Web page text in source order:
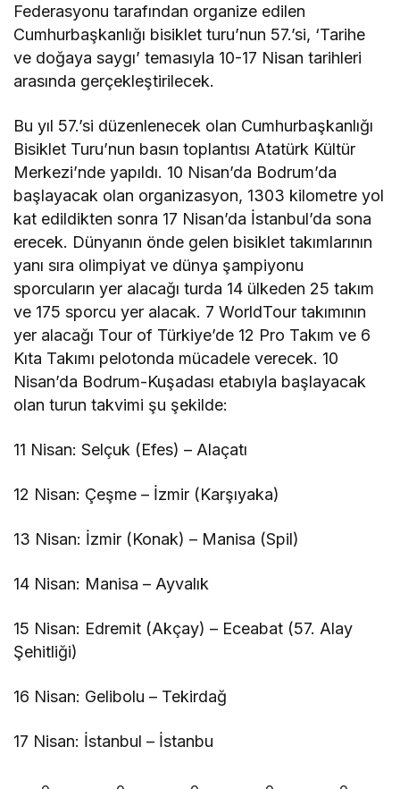
Federasyonu tarafından organize edilen
Cumhurbaşkanlığı bisiklet turu’nun 57.’si, ‘Tarihe
ve doğaya saygı’ temasıyla 10-17 Nisan tarihleri
arasında gerçekleştirilecek.
Bu yıl 57.’si düzenlenecek olan Cumhurbaşkanlığı
Bisiklet Turu’nun basın toplantısı Atatürk Kültür
Merkezi’nde yapıldı. 10 Nisan’da Bodrum’da
başlayacak olan organizasyon, 1303 kilometre yol
kat edildikten sonra 17 Nisan’da İstanbul’da sona
erecek. Dünyanın önde gelen bisiklet takımlarının
yanı sıra olimpiyat ve dünya şampiyonu
sporcuların yer alacağı turda 14 ülkeden 25 takım
ve 175 sporcu yer alacak. 7 WorldTour takımının
yer alacağı Tour of Türkiye’de 12 Pro Takım ve 6
Kıta Takımı pelotonda mücadele verecek. 10
Nisan’da Bodrum-Kuşadası etabıyla başlayacak
olan turun takvimi şu şekilde:
11 Nisan: Selçuk (Efes) – Alaçatı
12 Nisan: Çeşme – İzmir (Karşıyaka)
13 Nisan: İzmir (Konak) – Manisa (Spil)
14 Nisan: Manisa – Ayvalık
15 Nisan: Edremit (Akçay) – Eceabat (57. Alay
Şehitliği)
16 Nisan: Gelibolu – Tekirdağ
17 Nisan: İstanbul – İstanbu